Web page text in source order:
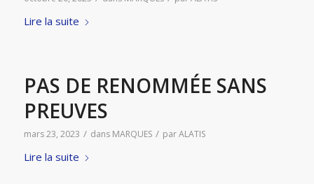
Lire la suite
PAS DE RENOMMÉE SANS
PREUVES
mars 23, 2023 / dans MARQUES / parALATIS
Lire la suite